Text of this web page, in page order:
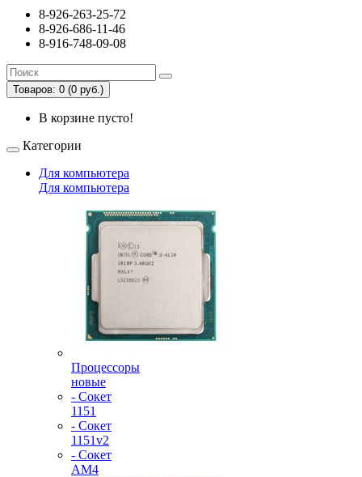
8-926-263-25-72
8-926-686-11-46
8-916-748-09-08
Товаров: 0 (0 руб.)
В корзине пусто!
Категории
Для компьютера
Для компьютера
Процессоры
новые
- Сокет
1151
- Сокет
1151v2
- Сокет
AM4